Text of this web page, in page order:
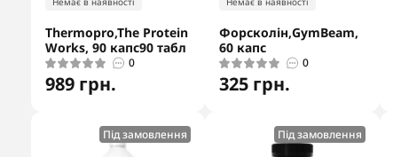
Thermopro,The Protein
Works, 90 капс90 табл
0
989 грн.
Форсколін,GymBeam,
60 капс
0
325 грн.
Під замовлення Під замовлення